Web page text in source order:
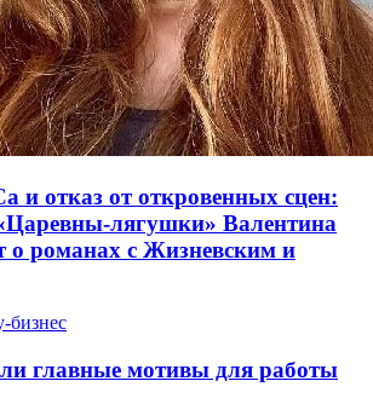
и отказ от откровенных сцен:
лягушки» Валентина
о романах с Жизневским и
бизнес
главные мотивы для работы